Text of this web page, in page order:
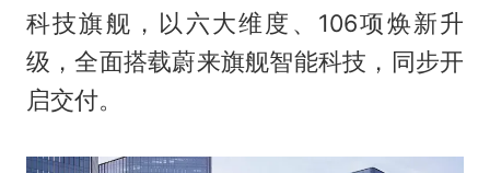
科技旗舰，以六大维度、106项焕新升
级，全面搭载蔚来旗舰智能科技，同步开
启交付。